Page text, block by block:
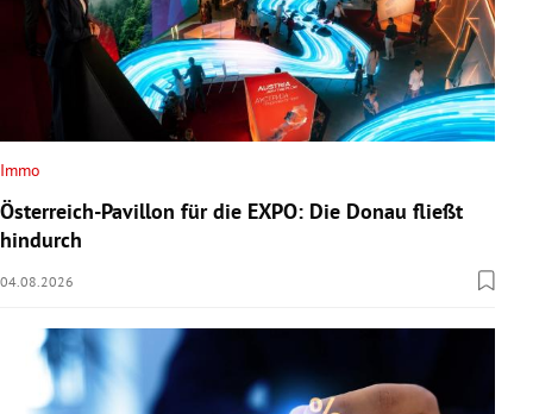
Immo
Österreich-Pavillon für die EXPO: Die Donau fließt
hindurch
04.08.2026